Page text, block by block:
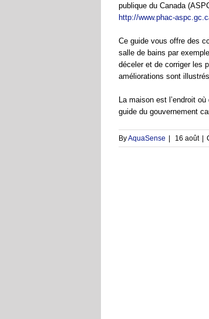
publique du Canada
http://www.phac-
Ce guide vous offre des
salle de bains par
déceler et de corriger les
améliorations sont
La maison est l’endroit
guide du gouvernement
ByAquaSense | 16 août |